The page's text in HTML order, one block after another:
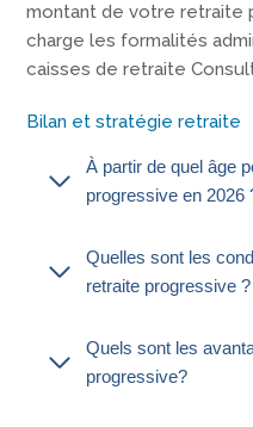
montant de votre retraite
charge les formalités
caisses de retraite
Bilan et stratégie retraite
À partir de quel âge
progressive en 2026
Quelles sont les
retraite progressive ?
Quels sont les
progressive?